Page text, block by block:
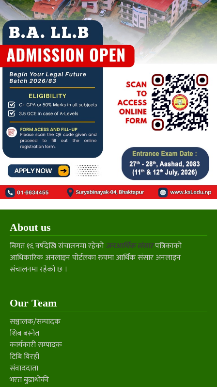
About us
बिगत १६ वर्षदेखि संचालनमा रहेकोजनआर्थिक संसारपत्रिकाको
आधिकारिक अनलाइन पोर्टलका रुपमा आर्थिक संसार अनलाइन
संचालनमा रहेको छ ।
Our Team
सञ्चालक/सम्पादक
शिब बस्नेत
कार्यकारी सम्पादक
टिबि विरही
संवाददाता
भरत बुढाथोकी